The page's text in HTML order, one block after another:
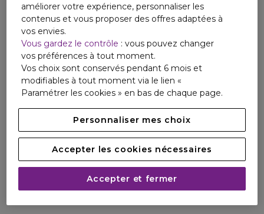
Dream Coat Supernatural Spray (200 ml):
Véritable innovation de la marque, ce spray anti-humidité
s'active avec la chaleur pour protéger les cheveux des
frisottis, du manque d'éclat et des dommages liés au
coiffage. Il enveloppe la fibre d'un voile imperméable qui
assure un fini lisse, soyeux et brillant effet ' miroir ' jusqu'à
72 heures, soit trois shampooings.
améliorer votre expérience, personnaliser les
contenus et vous proposer des offres adaptées à
vos envies.
Vous gardez le contrôle : vous pouvez changer
vos préférences à tout moment.
Vos choix sont conservés pendant 6 mois et
modifiables à tout moment via le lien «
Paramétrer les cookies » en bas de chaque page.
Personnaliser mes choix
Accepter les cookies nécessaires
Accepter et fermer